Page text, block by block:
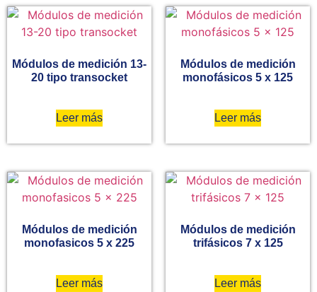
Módulos de medición 13-
20 tipo transocket
Leer más
Módulos de medición
monofásicos 5 x 125
Leer más
Módulos de medición
monofasicos 5 x 225
Leer más
Módulos de medición
trifásicos 7 x 125
Leer más